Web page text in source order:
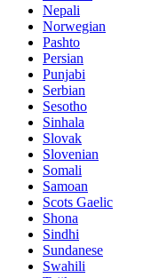
Nepali
Norwegian
Pashto
Persian
Punjabi
Serbian
Sesotho
Sinhala
Slovak
Slovenian
Somali
Samoan
Scots Gaelic
Shona
Sindhi
Sundanese
Swahili